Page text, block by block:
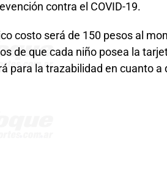
contra el COVID-19.
costo será de 150 pesos al
de que cada niño posea la
para la trazabilidad en cuanto